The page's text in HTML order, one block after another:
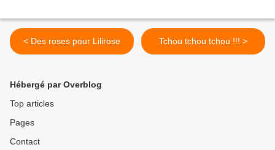
< Des roses pour Lilirose Tchou tchou tchou !!! >
Hébergé par Overblog
Top articles
Pages
Contact